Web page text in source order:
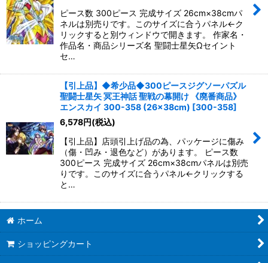
ピース数 300ピース 完成サイズ 26cm×38cmパ
ネルは別売りです。このサイズに合うパネル←ク
リックすると別ウィンドウで開きます。 作家名・
作品名・商品シリーズ名 聖闘士星矢Ωセイント
セ…
【引上品】◆希少品◆300ピースジグソーパズル
聖闘士星矢 冥王神話 聖戦の幕開け 《廃番商品》
エンスカイ 300-358 (26×38cm) [300-358]
6,578円(税込)
【引上品】店頭引上げ品の為、パッケージに傷み
（傷・凹み・退色など）があります。 ピース数
300ピース 完成サイズ 26cm×38cmパネルは別売
りです。このサイズに合うパネル←クリックする
と…
ホーム
ショッピングカート